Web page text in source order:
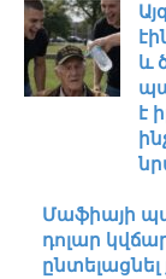
և
է
Մաֆիայի
դոլար